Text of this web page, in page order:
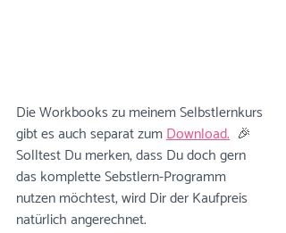
Die Workbooks zu meinem Selbstlernkurs
gibt es auch separat zum Download.
  🎉
Solltest Du merken, dass Du doch gern
das komplette Sebstlern-Programm
nutzen möchtest, wird Dir der Kaufpreis
natürlich angerechnet.